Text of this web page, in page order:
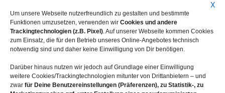
X
Um unsere Webseite nutzerfreundlich zu gestalten und bestimmte
Funktionen umzusetzen, verwenden wir Cookies und andere
Trackingtechnologien (z.B. Pixel). Auf unserer Webseite kommen Cookies
zum Einsatz, die für den Betrieb unseres Online-Angebotes technisch
notwendig sind und daher keine Einwilligung von Dir benötigen.
Darüber hinaus nutzen wir jedoch auf Grundlage einer Einwilligung
weitere Cookies/Trackingtechnologien mitunter von Drittanbietern – und
zwar für Deine Benutzereinstellungen (Präferenzen), zu Statistik-, zu